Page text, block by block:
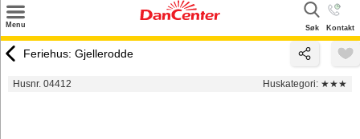
Menu Kontakt
Søk
Tilbud
Feriehus: Gjellerodde
Husnr. 04412 Huskategori: ★★★